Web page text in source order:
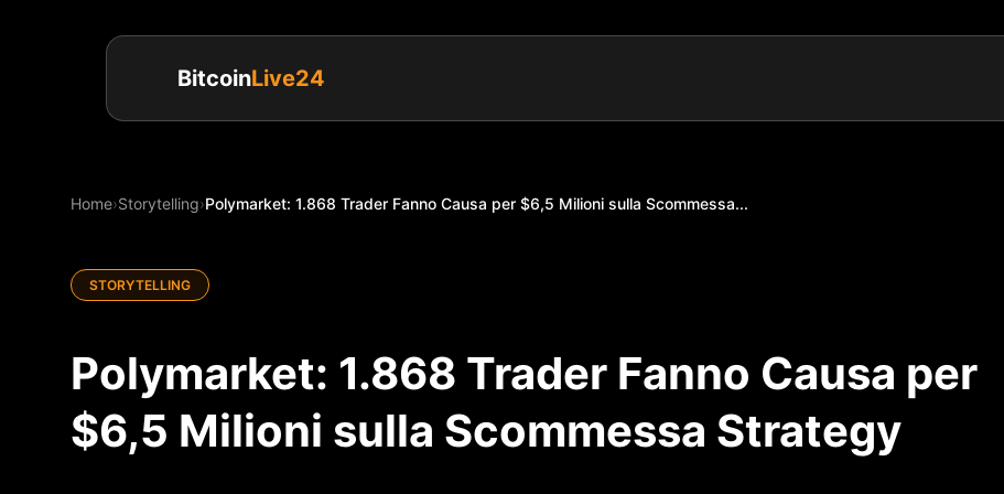
BitcoinLive24
Home›Storytelling›Polymarket: 1.868 Trader Fanno Causa per $6,5 Milioni sulla Scommessa...
STORYTELLING
Polymarket: 1.868 Trader Fanno Causa per
$6,5 Milioni sulla Scommessa Strategy